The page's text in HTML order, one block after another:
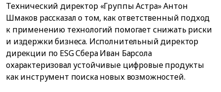
Технический директор «Группы Астра» Антон
Шмаков рассказал о том, как ответственный подход
к применению технологий помогает снижать риски
и издержки бизнеса. Исполнительный директор
дирекции по ESG Сбера Иван Барсола
охарактеризовал устойчивые цифровые продукты
как инструмент поиска новых возможностей.